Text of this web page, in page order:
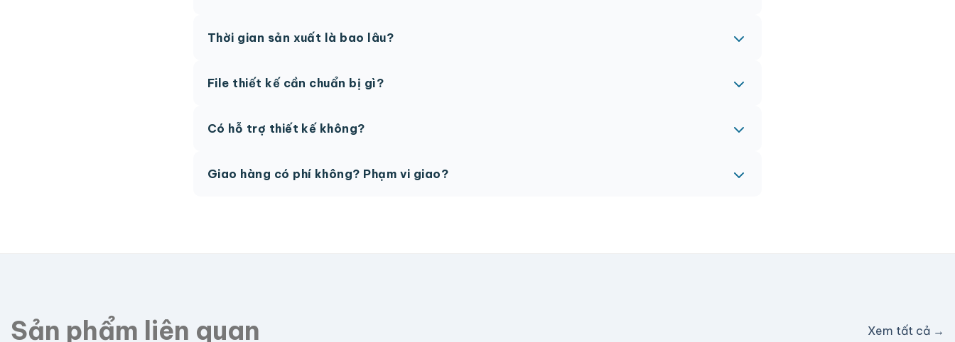
thức.
Thời gian sản xuất là bao lâu?
hệ để được tư vấn.
File thiết kế cần chuẩn bị gì?
phí.
Có hỗ trợ thiết kế không?
Giao hàng có phí không? Phạm vi giao?
Sản phẩm liên quan Xem tất cả →